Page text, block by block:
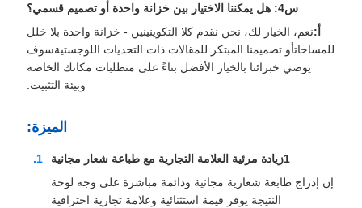
س4: هل يمكننا الاختيار بين خزانة واحدة أو تصميم قسمي؟
أ:نعم، الخيار لك، نحن نقدم كلا التكوينينين - خزانة واحدة بلا خلل
للمساحاتأو تصميمنا المبتكر للمقالات ذات التحديات اللوجستيةسوف
يوصي خبرائنا بالخيار الأفضل بناءً على متطلبات مكانك الخاصة
وبيئة التثبيت.
الميزة:
1زيادة مرئية العلامة التجارية مع طباعة شعار مجانية
إن إدراج طابعة شعارية مجانية ودائمة مباشرة على وجه لوحة
النتيجة يوفر قيمة استثنائية وعلامة تجارية احترافية